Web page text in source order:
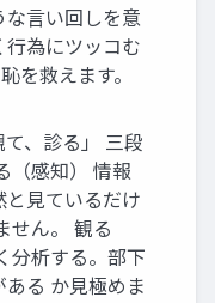
言い回しを意
為にツッコむ
救えます。
、診る」 三段
（感知） 情報
見ているだけ
せん。 観る
分析する。部下
る か見極めま